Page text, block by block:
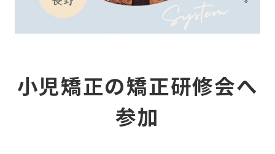
小児矯正の矯正研修会へ
参加